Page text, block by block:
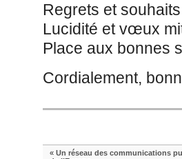
Regrets et
Lucidité et vœux
Place aux bonnes
Cordialement,
« Un réseau des communications